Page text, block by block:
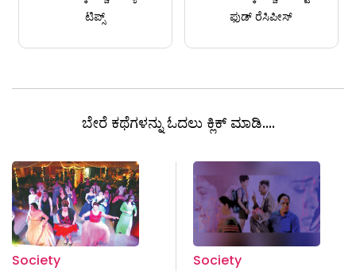
ಟಿಪ್ಸ್
ಫುಡ್ ರೆಸಿಪೀಸ್
ಬೇರೆ ಕಥೆಗಳನ್ನು ಓದಲು ಕ್ಲಿಕ್ ಮಾಡಿ....
Society
Society